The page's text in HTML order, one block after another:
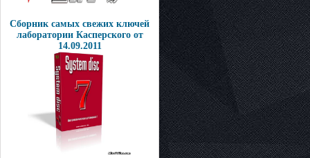
Сборник самых свежих ключей
лаборатории Касперского от
14.09.2011